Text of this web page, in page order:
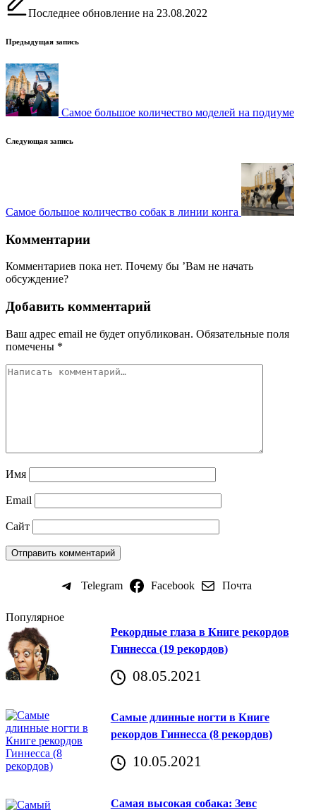
Последнее обновление на 23.08.2022
Навигация
записи
Предыдущая запись
Самое большое количество моделей на подиуме
Следующая запись
Самое большое количество собак в линии конга
Комментарии
Комментариев пока нет. Почему бы ’Вам не начать
обсуждение?
Добавить комментарий
Ваш адрес email не будет опубликован. Обязательные поля
помечены *
Имя
Email
Сайт
Telegram Facebook Почта
Популярное
Рекордные глаза в Книге рекордов
Гиннесса (19 рекордов)
08.05.2021
Самые длинные ногти в Книге
рекордов Гиннесса (8 рекордов)
10.05.2021
Самая высокая собака: Зевс